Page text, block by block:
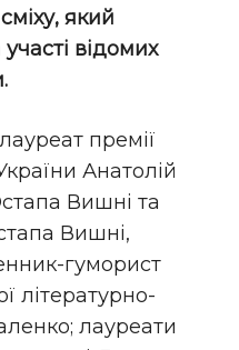
який
відомих
премії
Анатолій
Вишні та
Вишні,
гуморист
літературно-
лауреати